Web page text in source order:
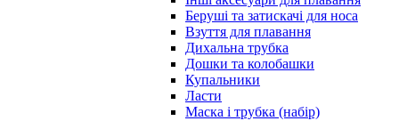
Беруші та затискачі для носа
Взуття для плавання
Дихальна трубка
Дошки та колобашки
Купальники
Ласти
Маска і трубка (набір)